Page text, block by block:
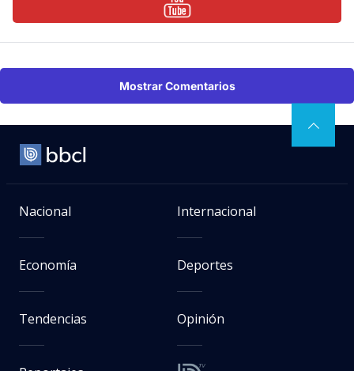
Mostrar Comentarios
Nacional Internacional
Economía Deportes
Tendencias Opinión